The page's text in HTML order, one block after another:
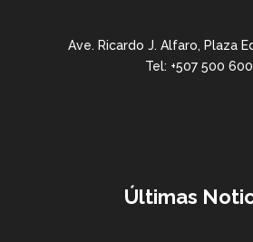
Ave. Ricardo J. Alfaro, Plaza
Tel: +507 500
Últimas